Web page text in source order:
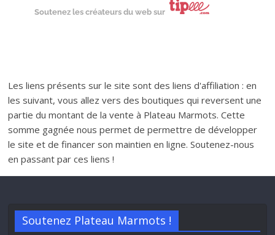
Soutenez les créateurs du web sur
Les liens présents sur le site sont des liens d'affiliation : en
les suivant, vous allez vers des boutiques qui reversent une
partie du montant de la vente à Plateau Marmots. Cette
somme gagnée nous permet de permettre de développer
le site et de financer son maintien en ligne. Soutenez-nous
en passant par ces liens !
Soutenez Plateau Marmots !